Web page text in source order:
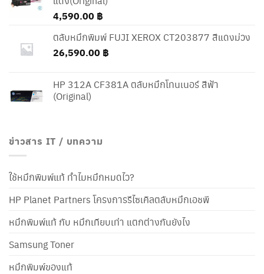
4,590.00 ฿
ตลับหมึกพิมพ์ FUJI XEROX CT203877 สีแดงม่วง
26,590.00 ฿
HP 312A CF381A ตลับหมึกโทนเนอร์ สีฟ้า
(Original)
ข่าวสาร IT / บทความ
ใช้หมึกพิมพ์แท้ ทำไมหมึกหมดไว?
HP Planet Partners โครงการรีไซเคิลตลับหมึกเอชพี
หมึกพิมพ์แท้ กับ หมึกเทียบเท่า แตกต่างกันยังไง
Samsung Toner
หมึกพิมพ์ของแท้